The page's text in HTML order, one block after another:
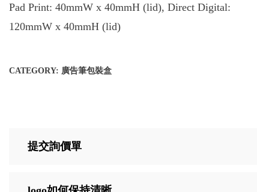
Pad Print: 40mmW x 40mmH (lid), Direct Digital:
120mmW x 40mmH (lid)
CATEGORY: 廣告筆包裝盒
提交詢價單